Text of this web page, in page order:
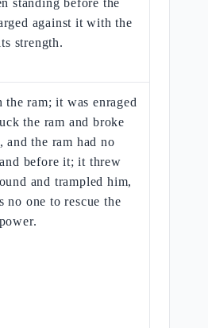
standing before the
against it with the
strength.
the ram; it was enraged
the ram and broke
and the ram had no
before it; it threw
and trampled him,
no one to rescue the